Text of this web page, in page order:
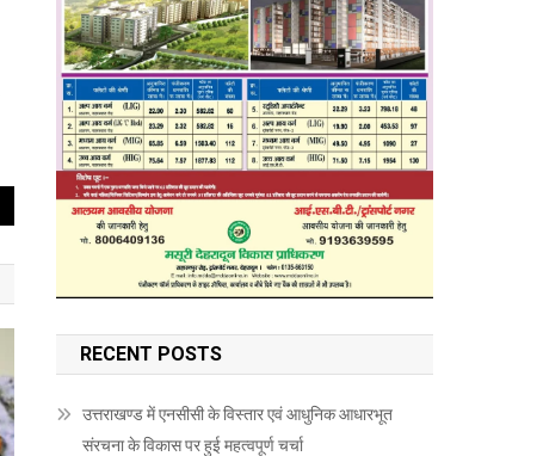
RECENT POSTS
उत्तराखण्ड में एनसीसी के विस्तार एवं आधुनिक आधारभूत
संरचना के विकास पर हुई महत्वपूर्ण चर्चा